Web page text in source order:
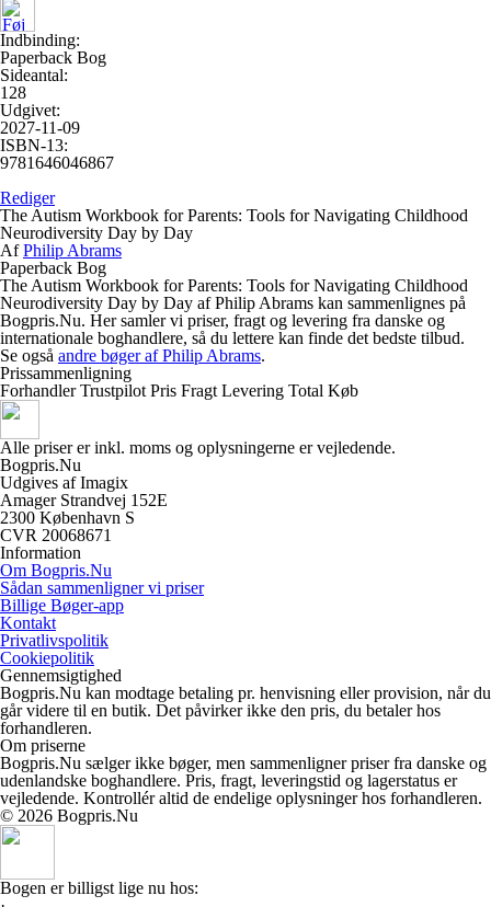
Indbinding:
Paperback Bog
Sideantal:
128
Udgivet:
2027-11-09
ISBN-13:
9781646046867
Rediger
The Autism Workbook for Parents: Tools for Navigating Childhood
Neurodiversity Day by Day
AfPhilip Abrams
Paperback Bog
The Autism Workbook for Parents: Tools for Navigating Childhood
Neurodiversity Day by Day af Philip Abrams kan sammenlignes på
Bogpris.Nu. Her samler vi priser, fragt og levering fra danske og
internationale boghandlere, så du lettere kan finde det bedste tilbud.
Se også andre bøger af Philip Abrams.
Prissammenligning
Forhandler Trustpilot Pris Fragt Levering Total Køb
Alle priser er inkl. moms og oplysningerne er vejledende.
Bogpris.Nu
Udgives af Imagix
Amager Strandvej 152E
2300 København S
CVR 20068671
Information
Om Bogpris.Nu
Sådan sammenligner vi priser
Billige Bøger-app
Kontakt
Privatlivspolitik
Cookiepolitik
Gennemsigtighed
Bogpris.Nu kan modtage betaling pr. henvisning eller provision, når du
går videre til en butik. Det påvirker ikke den pris, du betaler hos
forhandleren.
Om priserne
Bogpris.Nu sælger ikke bøger, men sammenligner priser fra danske og
udenlandske boghandlere. Pris, fragt, leveringstid og lagerstatus er
vejledende. Kontrollér altid de endelige oplysninger hos forhandleren.
© 2026 Bogpris.Nu
Bogen er billigst lige nu hos: